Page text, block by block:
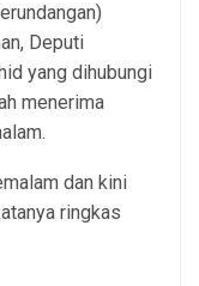
Deputi
yang dihubungi
menerima
dan kini
ringkas